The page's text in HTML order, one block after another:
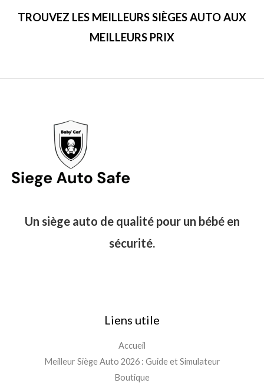
TROUVEZ LES MEILLEURS SIÈGES AUTO AUX
MEILLEURS PRIX
Un siège auto de qualité pour un bébé en
sécurité.
Liens utile
Accueil
Meilleur Siège Auto 2026 : Guide et Simulateur
Boutique